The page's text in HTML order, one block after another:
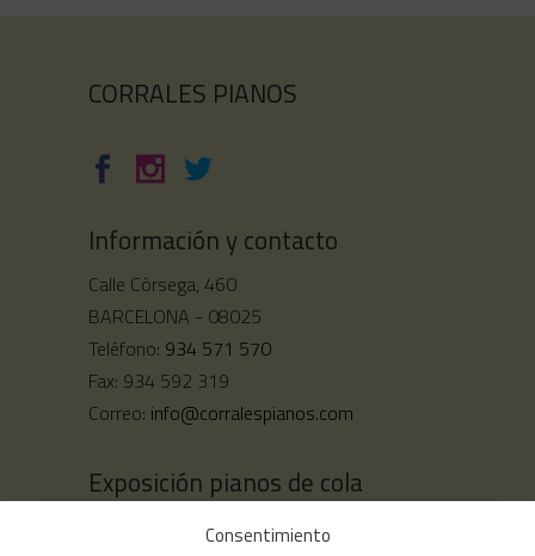
Consentimiento
CORRALES PIANOS
Información y contacto
Calle Còrsega, 460
BARCELONA - 08025
Teléfono: 934 571 570
Fax: 934 592 319
Correo: info@corralespianos.com
Exposición pianos de cola
Calle Còrsega, 444